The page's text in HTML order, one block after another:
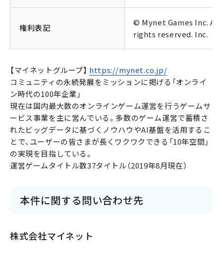
権利表記
© Mynet Games Inc. All
rights reserved. Inc.
【マイネットグループ】 https://mynet.co.jp/
コミュニティの永続発展をミッションに掲げる「オンライ
ン時代の100年企業」
現在は国内最大数のオンラインゲーム運営を行うゲームサ
ービス事業を主に営んでいる。多数のゲーム運営で蓄積さ
れたビッグデータに基づくノウハウやAI基盤を活用するこ
とで、ユーザーの皆さまが長くワクワクできる「10年空間」
の実現を目指している。
運営ゲームタイトル数37タイトル（2019年8月現在）
本件に関する問い合わせ先
株式会社マイネット